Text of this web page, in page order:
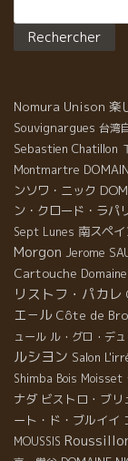
Nomura Unison 楽
Souvignargues 台湾
Sebastien Chatillon
Montmartre
ンソワ・ニック
ン・クロード・ラパ
Sept Lunes 南スペイ
Morgon Jerome
Cartouche
リストフ・パカレ
エ－ル Côte de
ュール ル・グロ・デ
ルシヨン Salon
Shimba Bois Moisset
ナダ ビストロ・ブリ
ート・ド・ブルイイ
MOUSSIS